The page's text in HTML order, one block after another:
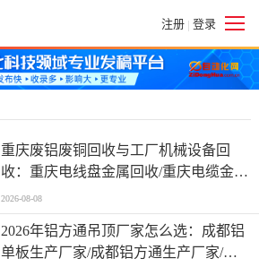
注册 | 登录
重庆废铝废铜回收与工厂机械设备回
收：重庆电线盘金属回收/重庆电缆金属
回收/重庆矿山设备回收/哪家口碑更为
可靠
2026-08-08
2026年铝方通吊顶厂家怎么选：成都铝
单板生产厂家/成都铝方通生产厂家/成